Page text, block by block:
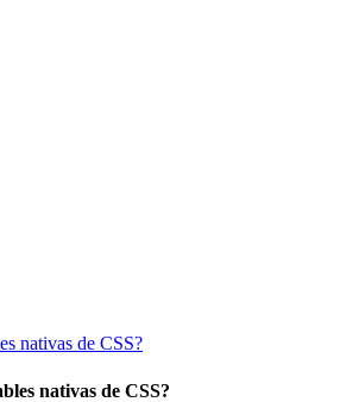
nativas de CSS?
nativas de CSS?